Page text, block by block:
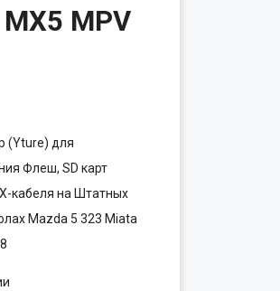
MPV
(Yture) для
Флеш, SD карт
кабеля на Штатных
Mazda 5 323 Miata